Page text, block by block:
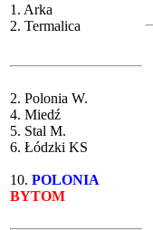
1. Arka
2. Termalica
2. Polonia W.
4. Miedź
5. Stal M.
6. Łódzki KS
10. POLONIA
BYTOM